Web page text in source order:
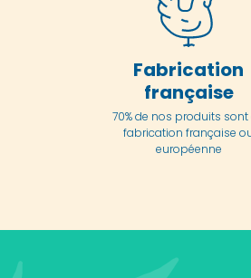
Fabrication
française
70% de nos produits sont
fabrication française
européenne